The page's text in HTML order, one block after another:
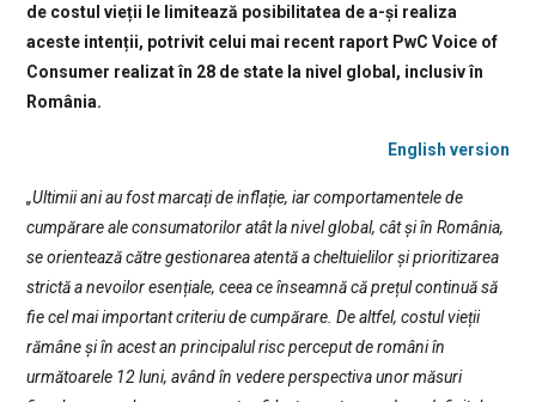
de costul vieții le limitează posibilitatea de a-și realiza
aceste intenții, potrivit celui mai recent raport PwC Voice of
Consumer realizat în 28 de state la nivel global, inclusiv în
România.
English version
„Ultimii ani au fost marcați de inflație, iar comportamentele de
cumpărare ale consumatorilor atât la nivel global, cât și în România,
se orientează către gestionarea atentă a cheltuielilor și prioritizarea
strictă a nevoilor esențiale, ceea ce înseamnă că prețul continuă să
fie cel mai important criteriu de cumpărare. De altfel, costul vieții
rămâne și în acest an principalul risc perceput de români în
următoarele 12 luni, având în vedere perspectiva unor măsuri